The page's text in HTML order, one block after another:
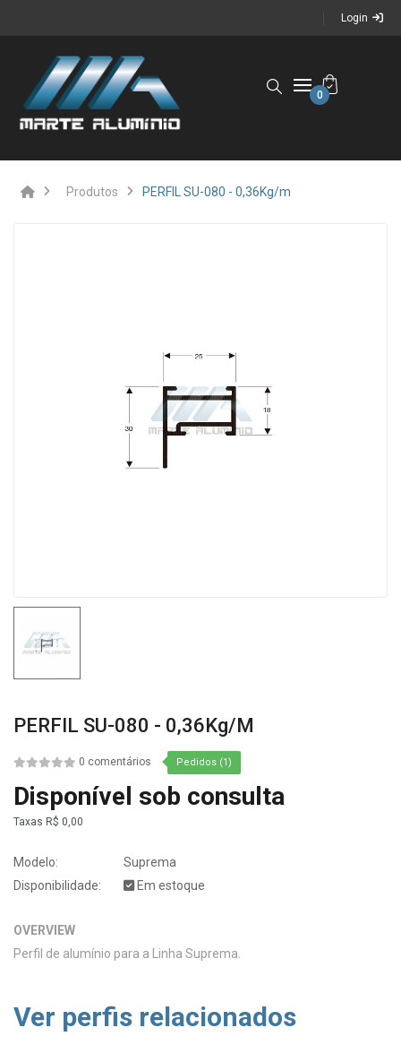
Login
0
Produtos PERFIL SU-080 - 0,36Kg/m
PERFIL SU-080 - 0,36Kg/m
0 comentários Pedidos (1)
Disponível sob consulta
Taxas R$ 0,00
Modelo:
Suprema
Disponibilidade:
Em estoque
OVERVIEW
Perfil de alumínio para a Linha Suprema.
Ver perfis relacionados